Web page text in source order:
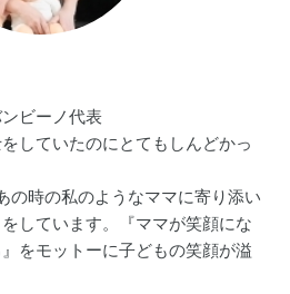
guruguru.gururi/
ビーノ代表
していたのにとてもしんどかっ
の時の私のようなママに寄り添い
しています。『ママが笑顔にな
をモットーに子どもの笑顔が溢